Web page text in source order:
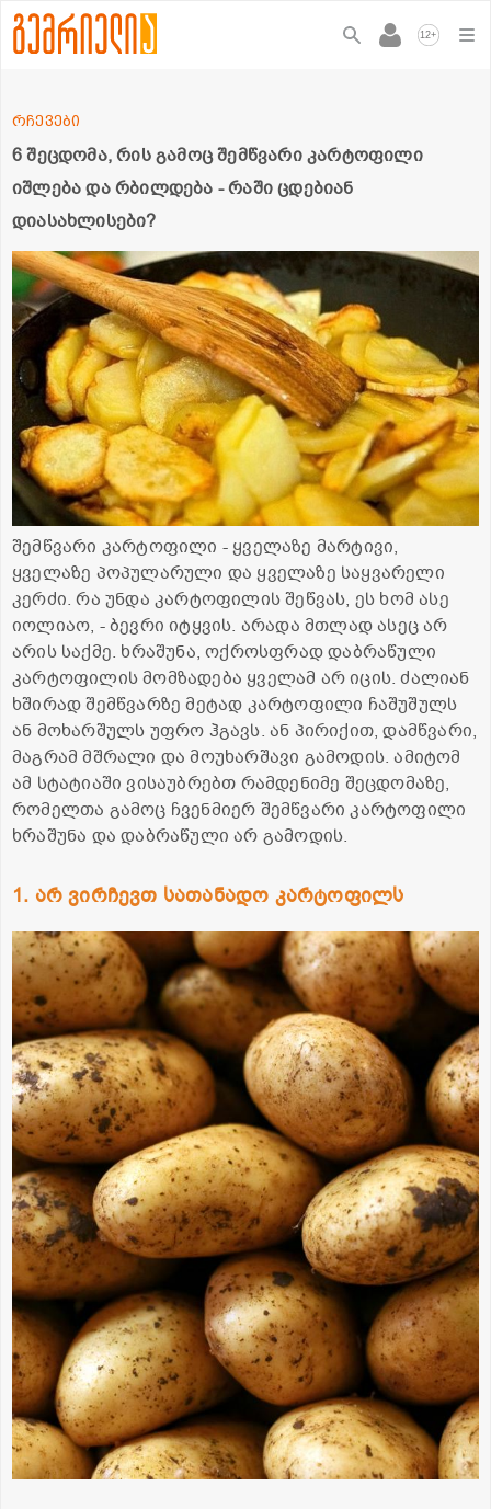
12+
6 შეცდომა, რის გამოც შემწვარი კარტოფილი
იშლება და რბილდება - რაში ცდებიან
დიასახლისები?
რჩევები
შემწვარი კარტოფილი - ყველაზე მარტივი,
ყველაზე პოპულარული და ყველაზე საყვარელი
კერძი. რა უნდა კარტოფილის შეწვას, ეს ხომ ასე
იოლიაო, - ბევრი იტყვის. არადა მთლად ასეც არ
არის საქმე. ხრაშუნა, ოქროსფრად დაბრაწული
კარტოფილის მომზადება ყველამ არ იცის. ძალიან
ხშირად შემწვარზე მეტად კარტოფილი ჩაშუშულს
ან მოხარშულს უფრო ჰგავს. ან პირიქით, დამწვარი,
მაგრამ მშრალი და მოუხარშავი გამოდის. ამიტომ
ამ სტატიაში ვისაუბრებთ რამდენიმე შეცდომაზე,
რომელთა გამოც ჩვენმიერ შემწვარი კარტოფილი
ხრაშუნა და დაბრაწული არ გამოდის.
1. არ ვირჩევთ სათანადო კარტოფილს